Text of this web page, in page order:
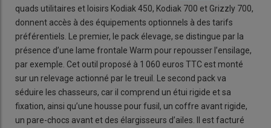
quads utilitaires et loisirs Kodiak 450, Kodiak 700 et Grizzly 700,
donnent accès à des équipements optionnels à des tarifs
préférentiels. Le premier, le pack élevage, se distingue par la
présence d’une lame frontale Warm pour repousser l’ensilage,
par exemple. Cet outil proposé à 1 060 euros TTC est monté
sur un relevage actionné par le treuil. Le second pack va
séduire les chasseurs, car il comprend un étui rigide et sa
fixation, ainsi qu’une housse pour fusil, un coffre avant rigide,
un pare-chocs avant et des élargisseurs d’ailes. Il est facturé